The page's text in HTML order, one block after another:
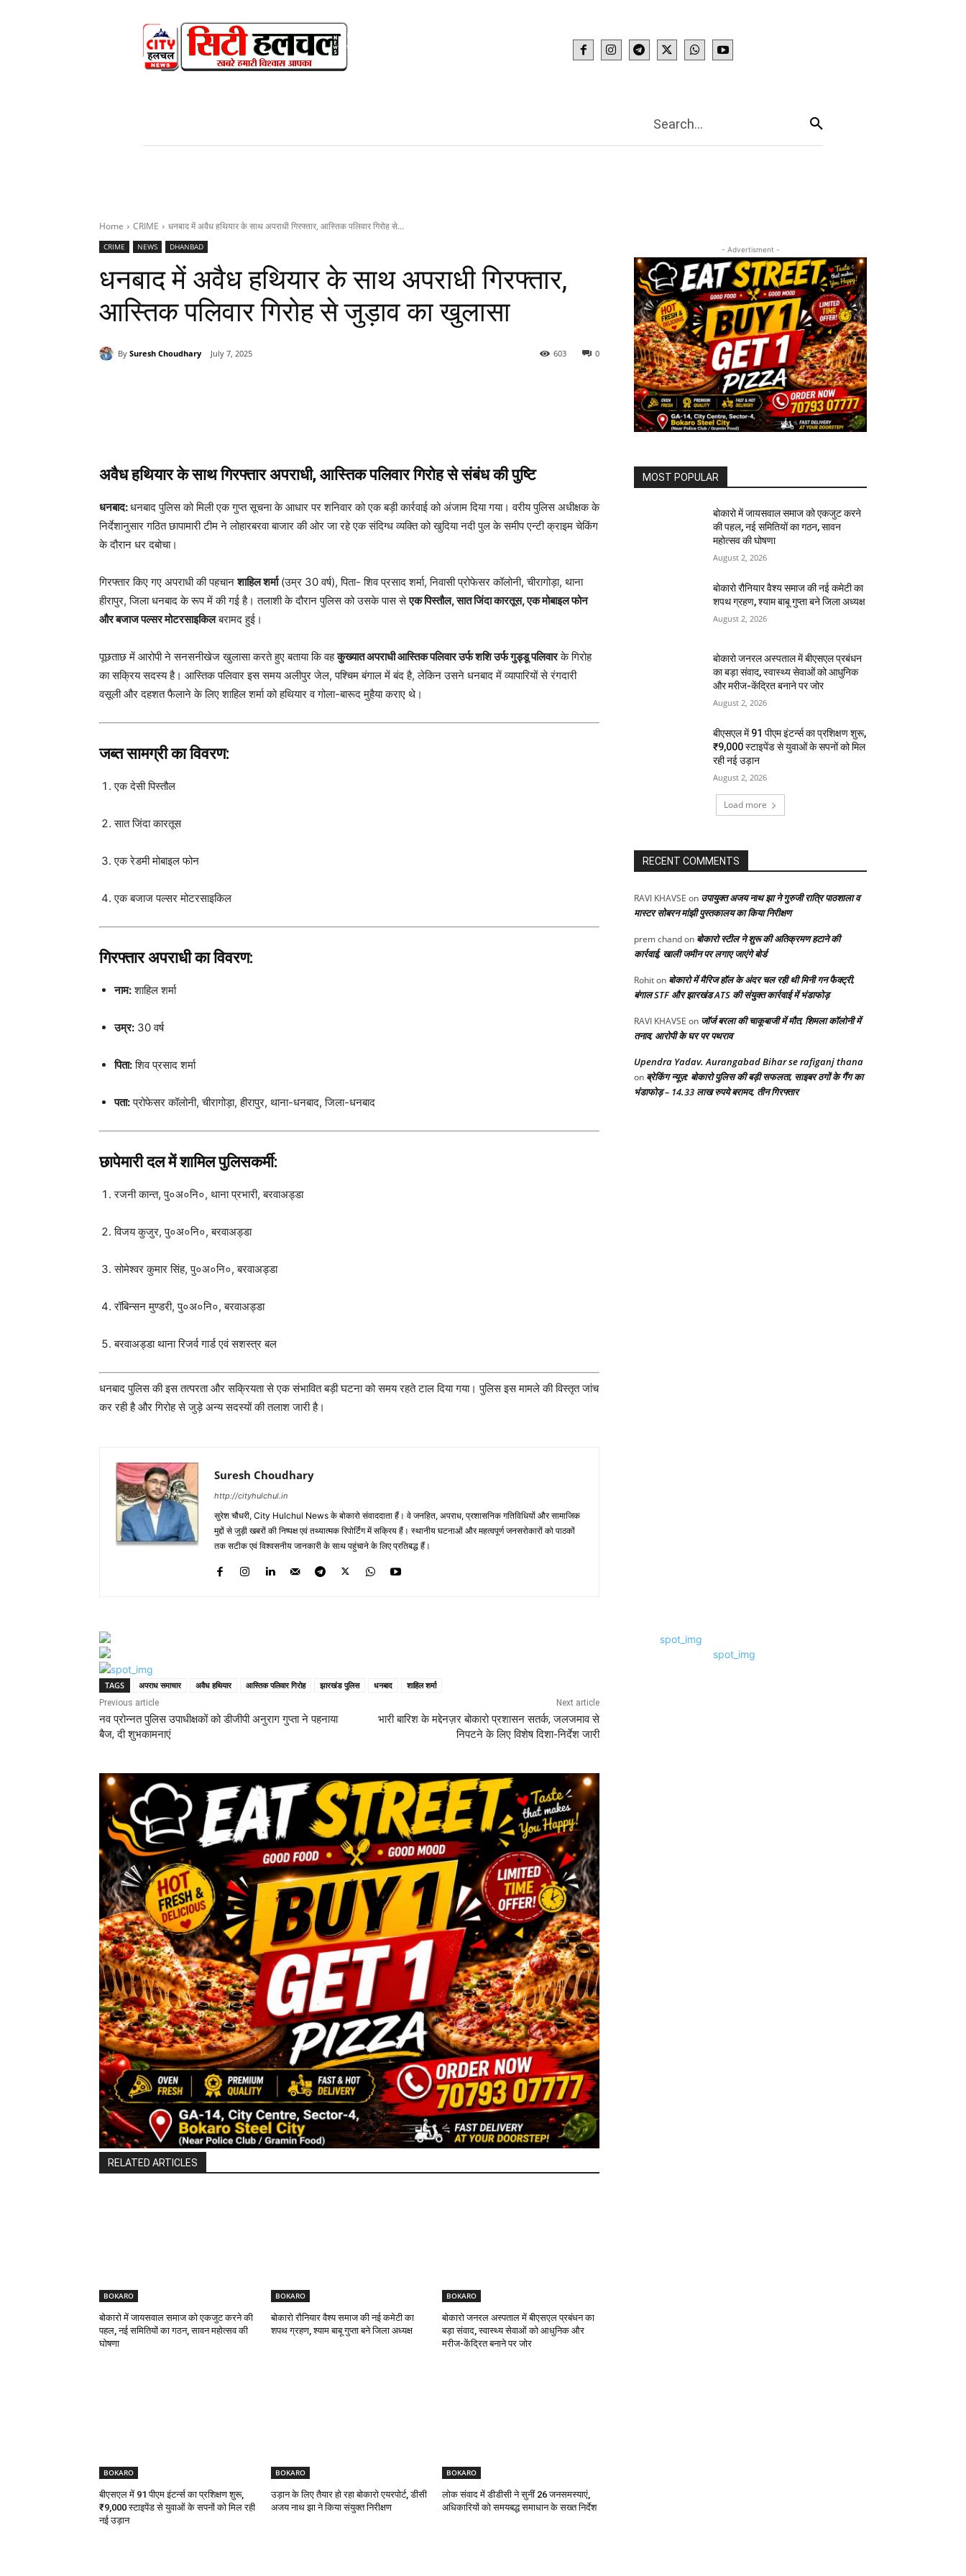
WEB STORIES More
Search...
Home CRIME धनबाद में अवैध हथियार के साथ अपराधी गिरफ्तार, आस्तिक पलिवार गिरोह से...
CRIME NEWS DHANBAD
धनबाद में अवैध हथियार के साथ अपराधी गिरफ्तार,
आस्तिक पलिवार गिरोह से जुड़ाव का खुलासा
By Suresh Choudhary July 7, 2025 0
603
अवैध हथियार के साथ गिरफ्तार अपराधी, आस्तिक पलिवार गिरोह से संबंध की पुष्टि
धनबाद:धनबाद पुलिस को मिली एक गुप्त सूचना के आधार पर शनिवार को एक बड़ी कार्रवाई को अंजाम दिया गया। वरीय पुलिस अधीक्षक के
निर्देशानुसार गठित छापामारी टीम ने लोहारबरवा बाजार की ओर जा रहे एक संदिग्ध व्यक्ति को खुदिया नदी पुल के समीप एन्टी क्राइम चेकिंग
के दौरान धर दबोचा।
गिरफ्तार किए गए अपराधी की पहचानशाहिल शर्मा(उम्र 30 वर्ष), पिता- शिव प्रसाद शर्मा, निवासी प्रोफेसर कॉलोनी, चीरागोड़ा, थाना
हीरापुर, जिला धनबाद के रूप में की गई है। तलाशी के दौरान पुलिस को उसके पास सेएक पिस्तौल, सात जिंदा कारतूस, एक मोबाइल फोन
और बजाज पल्सर मोटरसाइकिलबरामद हुई।
पूछताछ में आरोपी ने सनसनीखेज खुलासा करते हुए बताया कि वहकुख्यात अपराधी आस्तिक पलिवार उर्फ शशि उर्फ गुड्डू पलिवारके गिरोह
का सक्रिय सदस्य है। आस्तिक पलिवार इस समय अलीपुर जेल, पश्चिम बंगाल में बंद है, लेकिन उसने धनबाद में व्यापारियों से रंगदारी
वसूली और दहशत फैलाने के लिए शाहिल शर्मा को हथियार व गोला-बारूद मुहैया कराए थे।
जब्त सामग्री का विवरण:
एक देसी पिस्तौल
सात जिंदा कारतूस
एक रेडमी मोबाइल फोन
एक बजाज पल्सर मोटरसाइकिल
गिरफ्तार अपराधी का विवरण:
नाम:शाहिल शर्मा
उम्र: 30 वर्ष
पिता:शिव प्रसाद शर्मा
पता:प्रोफेसर कॉलोनी, चीरागोड़ा, हीरापुर, थाना-धनबाद, जिला-धनबाद
छापेमारी दल में शामिल पुलिसकर्मी:
रजनी कान्त, पु०अ०नि०, थाना प्रभारी, बरवाअड्डा
विजय कुजुर, पु०अ०नि०, बरवाअड्डा
सोमेश्वर कुमार सिंह, पु०अ०नि०, बरवाअड्डा
रॉबिन्सन मुण्डरी, पु०अ०नि०, बरवाअड्डा
बरवाअड्डा थाना रिजर्व गार्ड एवं सशस्त्र बल
धनबाद पुलिस की इस तत्परता और सक्रियता से एक संभावित बड़ी घटना को समय रहते टाल दिया गया। पुलिस इस मामले की विस्तृत जांच
कर रही है और गिरोह से जुड़े अन्य सदस्यों की तलाश जारी है।
Suresh Choudhary
http://cityhulchul.in
सुरेश चौधरी, City Hulchul News के बोकारो संवाददाता हैं। वे जनहित, अपराध, प्रशासनिक गतिविधियों और सामाजिक
मुद्दों से जुड़ी खबरों की निष्पक्ष एवं तथ्यात्मक रिपोर्टिंग में सक्रिय हैं। स्थानीय घटनाओं और महत्वपूर्ण जनसरोकारों को पाठकों
तक सटीक एवं विश्वसनीय जानकारी के साथ पहुंचाने के लिए प्रतिबद्ध हैं।
TAGS अपराध समाचार अवैध हथियार आस्तिक पलिवार गिरोह झारखंड पुलिस धनबाद शाहिल शर्मा
Previous article
नव प्रोन्नत पुलिस उपाधीक्षकों को डीजीपी अनुराग गुप्ता ने पहनाया
बैज, दी शुभकामनाएं
Next article
भारी बारिश के मद्देनज़र बोकारो प्रशासन सतर्क, जलजमाव से
निपटने के लिए विशेष दिशा-निर्देश जारी
RELATED ARTICLES
BOKARO
बोकारो में जायसवाल समाज को एकजुट करने की
पहल, नई समितियों का गठन, सावन महोत्सव की
घोषणा
BOKARO
बोकारो रौनियार वैश्य समाज की नई कमेटी का
शपथ ग्रहण, श्याम बाबू गुप्ता बने जिला अध्यक्ष
BOKARO
बोकारो जनरल अस्पताल में बीएसएल प्रबंधन का
बड़ा संवाद, स्वास्थ्य सेवाओं को आधुनिक और
मरीज-केंद्रित बनाने पर जोर
BOKARO
बीएसएल में 91 पीएम इंटर्न्स का प्रशिक्षण शुरू,
₹9,000 स्टाइपेंड से युवाओं के सपनों को मिल रही
नई उड़ान
BOKARO
उड़ान के लिए तैयार हो रहा बोकारो एयरपोर्ट, डीसी
अजय नाथ झा ने किया संयुक्त निरीक्षण
BOKARO
लोक संवाद में डीडीसी ने सुनीं 26 जनसमस्याएं,
अधिकारियों को समयबद्ध समाधान के सख्त निर्देश
- Advertisment -
MOST POPULAR
बोकारो में जायसवाल समाज को एकजुट करने
की पहल, नई समितियों का गठन, सावन
महोत्सव की घोषणा
August 2, 2026
बोकारो रौनियार वैश्य समाज की नई कमेटी का
शपथ ग्रहण, श्याम बाबू गुप्ता बने जिला अध्यक्ष
August 2, 2026
बोकारो जनरल अस्पताल में बीएसएल प्रबंधन
का बड़ा संवाद, स्वास्थ्य सेवाओं को आधुनिक
और मरीज-केंद्रित बनाने पर जोर
August 2, 2026
बीएसएल में 91 पीएम इंटर्न्स का प्रशिक्षण शुरू,
₹9,000 स्टाइपेंड से युवाओं के सपनों को मिल
रही नई उड़ान
August 2, 2026
Load more
RECENT COMMENTS
RAVI KHAVSE on उपायुक्त अजय नाथ झा ने गुरुजी रात्रि पाठशाला व
मास्टर सोबरन मांझी पुस्तकालय का किया निरीक्षण
prem chandon बोकारो स्टील ने शुरू की अतिक्रमण हटाने की
कार्रवाई, खाली जमीन पर लगाए जाएंगे बोर्ड
Rohiton बोकारो में मैरिज हॉल के अंदर चल रही थी मिनी गन फैक्ट्री,
बंगाल STF और झारखंड ATS की संयुक्त कार्रवाई में भंडाफोड़
RAVI KHAVSE on जॉर्ज बरला की चाकूबाजी में मौत, शिमला कॉलोनी में
तनाव, आरोपी के घर पर पथराव
Upendra Yadav. Aurangabad Bihar se rafiganj thana
on ब्रेकिंग न्यूज़: बोकारो पुलिस की बड़ी सफलता, साइबर ठगों के गैंग का
भंडाफोड़ – 14.33 लाख रुपये बरामद, तीन गिरफ्तार